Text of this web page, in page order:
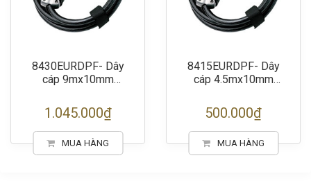
8430EURDPF- Dây
cáp 9mx10mm
1.045.000₫
MUA HÀNG
8415EURDPF- Dây
cáp 4.5mx10mm
500.000₫
MUA HÀNG